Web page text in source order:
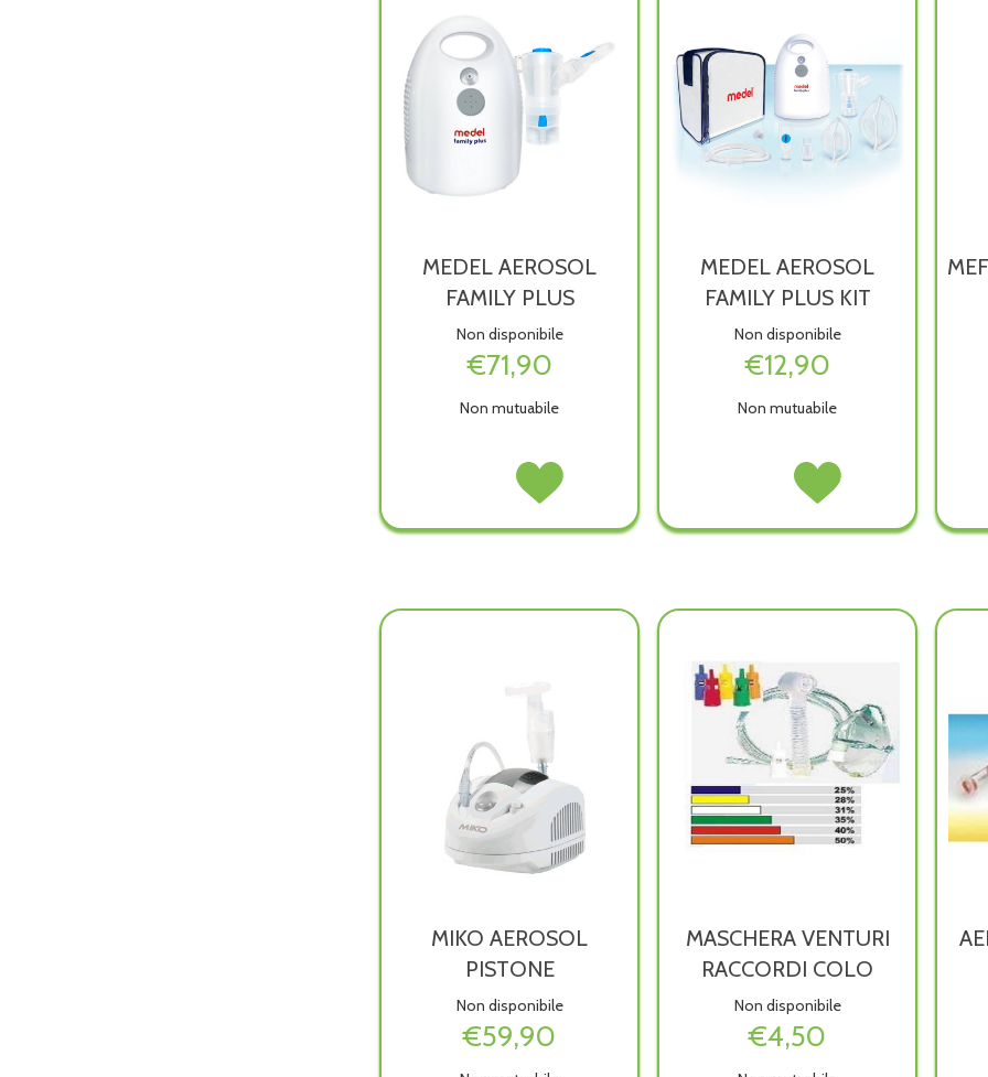
MEDEL AEROSOL
FAMILY PLUS
Non disponibile
€71,90
Non mutuabile
PLUS non
Acquista MEDEL
AEROSOL
PLUS alla
MEDEL AEROSOL
FAMILY PLUS KIT
Non disponibile
€12,90
Non mutuabile
PLUS
disponibile
Acquista MEDEL
AEROSOL
PLUS
MIKO AEROSOL
PISTONE
Non disponibile
€59,90
MASCHERA VENTURI
RACCORDI COLO
Non disponibile
€4,50